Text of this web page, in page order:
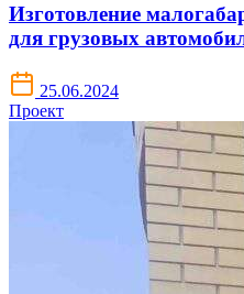
Изготовление
для грузовых
25.06.2024
Проект